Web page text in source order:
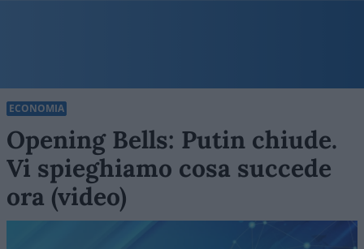
ECONOMIA
Opening Bells: Putin chiude.
Vi spieghiamo cosa succede
ora (video)